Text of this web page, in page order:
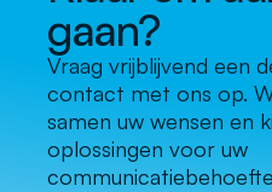
gaan?
Vraag vrijblijvend een
contact met ons op.
samen uw wensen en
oplossingen voor uw